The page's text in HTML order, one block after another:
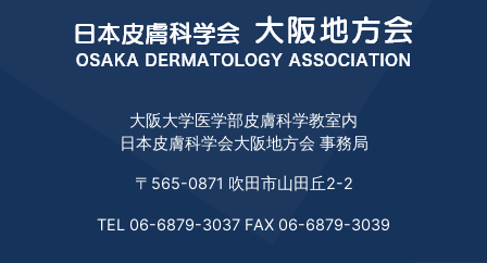
大阪大学医学部皮膚科学教室内
日本皮膚科学会大阪地方会 事務局
〒565-0871 吹田市山田丘2-2
TEL 06-6879-3037 FAX 06-6879-3039